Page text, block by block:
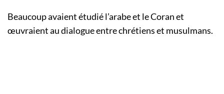
Beaucoup avaient étudié l’arabe et le Coran et
œuvraient au dialogue entre chrétiens et musulmans.